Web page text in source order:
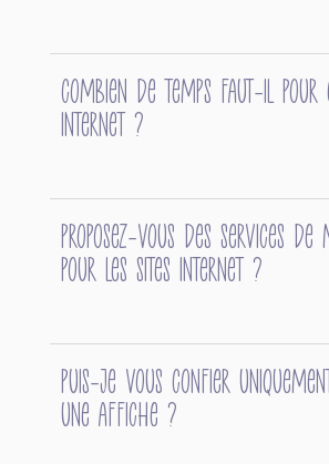
Combien de temps faut-il pour
internet ?
Proposez-vous des services de
pour les sites internet ?
Puis-je vous confier
une affiche ?